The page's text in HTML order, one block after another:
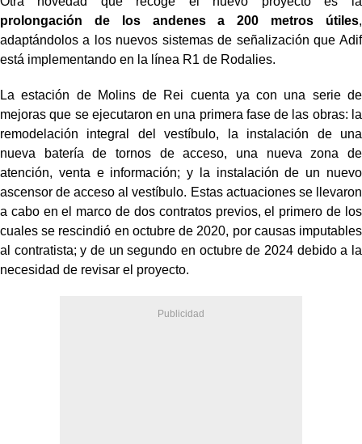
prolongación de los andenes a 200 metros útiles,
adaptándolos a los nuevos sistemas de señalización que Adif
está implementando en la línea R1 de Rodalies.
La estación de Molins de Rei cuenta ya con una serie de
mejoras que se ejecutaron en una primera fase de las obras: la
remodelación integral del vestíbulo, la instalación de una
nueva batería de tornos de acceso, una nueva zona de
atención, venta e información; y la instalación de un nuevo
ascensor de acceso al vestíbulo. Estas actuaciones se llevaron
a cabo en el marco de dos contratos previos, el primero de los
cuales se rescindió en octubre de 2020, por causas imputables
al contratista; y de un segundo en octubre de 2024 debido a la
necesidad de revisar el proyecto.